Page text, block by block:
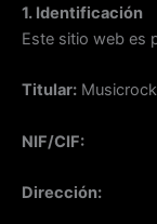
1. Identificación
Este sitio web es
Titular:
NIF/CIF:
Dirección: